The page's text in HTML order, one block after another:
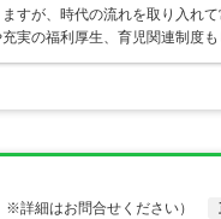
すが、時代の流れを取り入れ
実の福利厚生、育児関連制度も
詳細はお問合せください）